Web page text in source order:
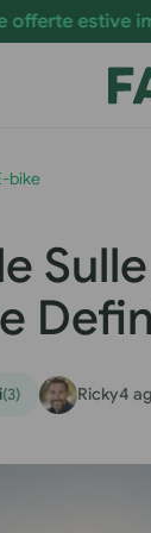
☀️
bike
(3) Ricky4